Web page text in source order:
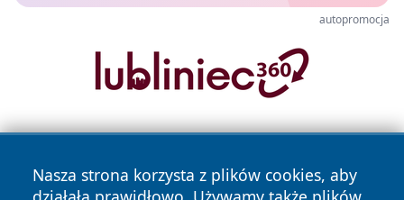
autopromocja
Nasza strona korzysta z plików cookies, aby